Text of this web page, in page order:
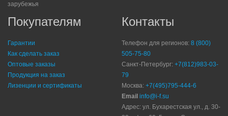
зарубежья
Покупателям
Гарантии
Как сделать заказ
Оптовые заказы
Продукция на заказ
Лизенции и сертификаты
Контакты
Телефон для регионов: 8 (800)
505-75-80
Санкт-Петербург: +7(812)983-03-
79
Москва: +7(495)795-444-6
Email info@i-f.su
Адрес: ул. Бухарестская ул., д. 30-